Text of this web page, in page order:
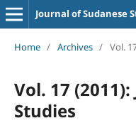
Journal of Sudanese
Home / Archives / Vol.
Vol. 17
Studies